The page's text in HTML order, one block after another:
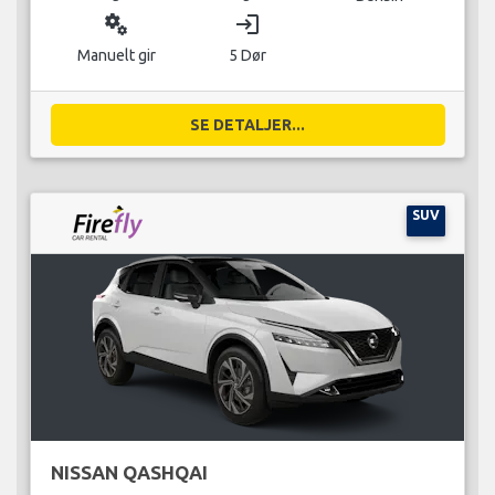
miscellaneous_services
Manuelt gir
login
5 Dør
SE DETALJER...
SUV
NISSAN QASHQAI